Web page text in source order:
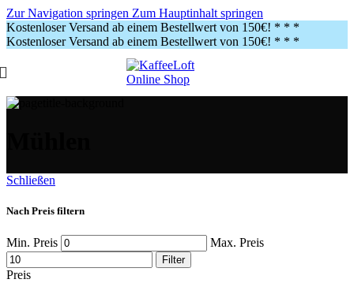
Zur Navigation springen Zum Hauptinhalt springen
Kostenloser Versand ab einem Bestellwert von 150€! * * *
Kostenloser Versand ab einem Bestellwert von 150€! * * *
Schließen
Nach Preis filtern
Min. Preis Max. Preis
Filter
Preis